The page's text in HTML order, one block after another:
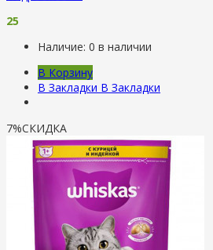
25
Наличие: 0 в наличии
В Корзину
В Закладки В Закладки
7%СКИДКА